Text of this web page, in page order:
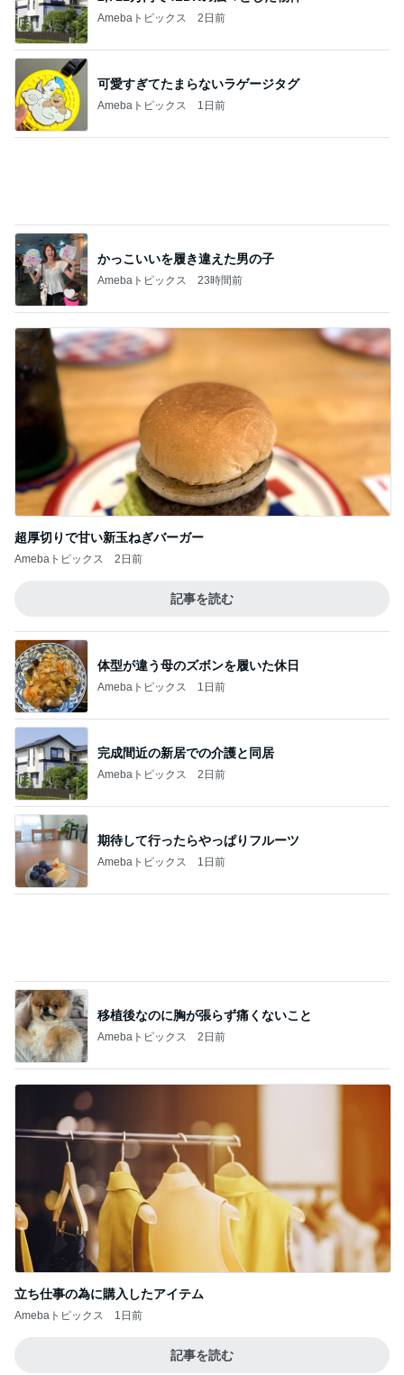
記事を読む
体型が違う母のズボンを履いた休日
Amebaトピックス 1日前
期待して行ったらやっぱりフルーツ
Amebaトピックス 1日前
移植後なのに胸が張らず痛くないこと
Amebaトピックス
Amebaトピックス
記事を読む
34000円が10200円になった戦利品
Amebaトピックス 2日前
ジャンル人気記事ランキング
子育て(ベビー)
2
神様との戦い～愛しい息子をもう一度～
母の命日。
♡熱中症は突然に。自分で自分が嫌になる40
代母。未だ全然手に入らず嫌になるアイテ
ム。笑
♡転勤族あいママ！雪国に転勤してきました(^^)♡
5
ウエルシア改装〜最終日戦利品（542）
お得ママ速報｜セール・クーポン・ポイ活まとめブ
ログ